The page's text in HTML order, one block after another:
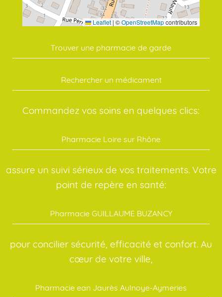
Leaflet | ©OpenStreetMapcontributors
Trouver une pharmacie de garde
Rechercher un médicament
Commandez vos soins en quelques clics:
Pharmacie Loire sur Rhône
assure un suivi sérieux de vos traitements. Votre
point de repère en santé:
Pharmacie GUILLAUME BUZANCY
pour concilier sécurité, efficacité et confort. Au
cœur de votre ville,
Pharmacie ean Jaurès Aulnoye-Aymeries